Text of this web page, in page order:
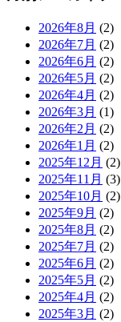
2026年8月 (2)
2026年7月 (2)
2026年6月 (2)
2026年5月 (2)
2026年4月 (2)
2026年3月 (1)
2026年2月 (2)
2026年1月 (2)
2025年12月 (2)
2025年11月 (3)
2025年10月 (2)
2025年9月 (2)
2025年8月 (2)
2025年7月 (2)
2025年6月 (2)
2025年5月 (2)
2025年4月 (2)
2025年3月 (2)